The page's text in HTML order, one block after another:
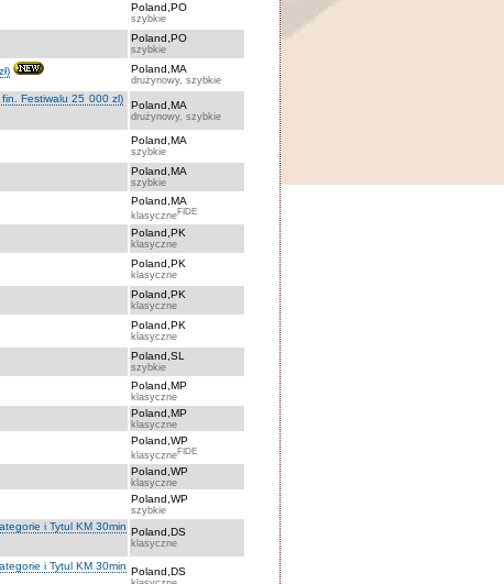
Poland,PO
szybkie
Poland,PO
szybkie
Poland,MA
drużynowy, szybkie
Festiwalu 25 000 zl)
Poland,MA
drużynowy, szybkie
Poland,MA
szybkie
Poland,MA
szybkie
Poland,MA
klasyczneFIDE
Poland,PK
klasyczne
Poland,PK
klasyczne
Poland,PK
klasyczne
Poland,PK
klasyczne
Poland,SL
szybkie
Poland,MP
klasyczne
Poland,MP
klasyczne
Poland,WP
klasyczneFIDE
Poland,WP
klasyczne
Poland,WP
szybkie
i Tytul KM 30min Poland,DS
klasyczne
i Tytul KM 30min Poland,DS